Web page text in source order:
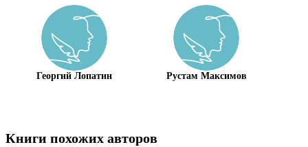
Георгий Лопатин Рустам Максимов
Книги похожих авторов